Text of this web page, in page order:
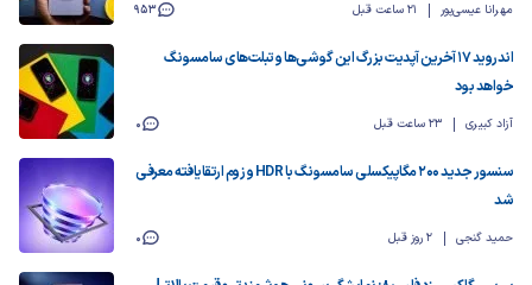
مهرانا عیسی‌پور 21 ساعت قبل 953
اندروید ۱۷ آخرین آپدیت بزرگ این گوشی‌ها و تبلت‌های سامسونگ
خواهد بود
آزاد کبیری 23 ساعت قبل 0
سنسور جدید ۲۰۰ مگاپیکسلی سامسونگ با HDR و زوم ارتقایافته معرفی
شد
حمید گنجی 2 روز قبل 0